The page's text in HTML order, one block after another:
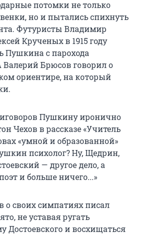
потомки не только
но и пытались спихнуть
Футуристы Владимир
Крученых в 1915 году
Пушкина с парохода
Валерий Брюсов говорил о
ориентире, на который
Пушкину иронично
Чехов в рассказе «Учитель
«умной и образованной»
психолог? Ну, Щедрин,
— другое дело, а
и больше ничего...»
о своих симпатиях писал
не уставая ругать
Достоевского и восхищаться